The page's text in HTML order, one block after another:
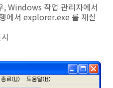
, Windows 작업 관리자에서
에서 explorer.exe 를 재실